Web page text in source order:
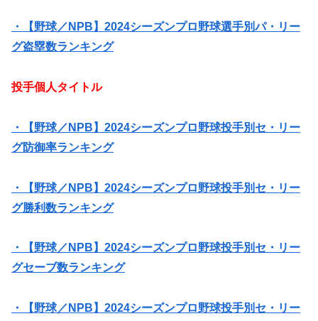
・【野球／NPB】2024シーズンプロ野球選手別パ・リー
グ盗塁数ランキング
投手個人タイトル
・【野球／NPB】2024シーズンプロ野球投手別セ・リー
グ防御率ランキング
・【野球／NPB】2024シーズンプロ野球投手別セ・リー
グ勝利数ランキング
・【野球／NPB】2024シーズンプロ野球投手別セ・リー
グセーブ数ランキング
・【野球／NPB】2024シーズンプロ野球投手別セ・リー